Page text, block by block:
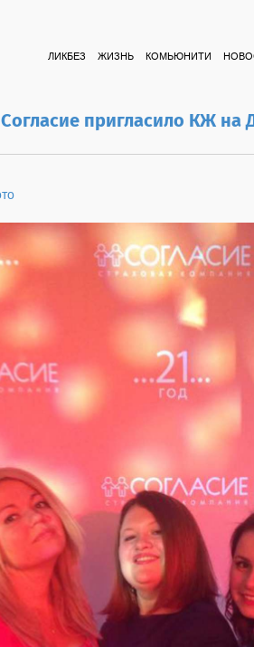
ЛИКБЕЗ ЖИЗНЬ КОМЬЮНИТИ
Согласие пригласило КЖ на